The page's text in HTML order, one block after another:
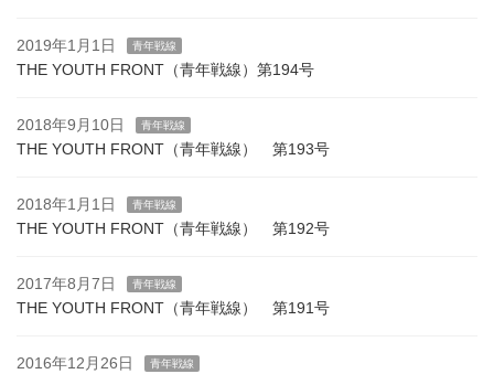
2019年1月1日 青年戦線
THE YOUTH FRONT（青年戦線）第194号
2018年9月10日 青年戦線
THE YOUTH FRONT（青年戦線） 第193号
2018年1月1日 青年戦線
THE YOUTH FRONT（青年戦線） 第192号
2017年8月7日 青年戦線
THE YOUTH FRONT（青年戦線） 第191号
2016年12月26日 青年戦線